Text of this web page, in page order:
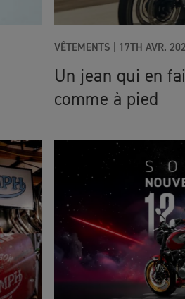
VÊTEMENTS | 17TH AVR.
Un jean qui en
comme à pied